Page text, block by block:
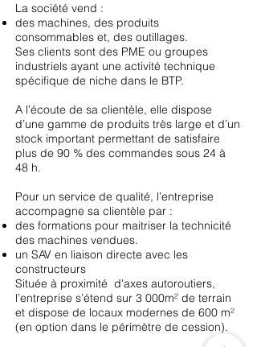
La société vend :
des machines, des produits
consommables et, des outillages.
Ses clients sont des PME ou groupes
industriels ayant une activité technique
spécifique de niche dans le BTP.
A l’écoute de sa clientèle, elle dispose
d’une gamme de produits très large et d’un
stock important permettant de satisfaire
plus de 90 % des commandes sous 24 à
48 h.
Pour un service de qualité, l’entreprise
accompagne sa clientèle par :
des formations pour maitriser la technicité
des machines vendues.
un SAV en liaison directe avec les
constructeurs
Située à proximité d'axes autoroutiers,
l’entreprise s’étend sur 3 000m² de terrain
et dispose de locaux modernes de 600 m²
(en option dans le périmètre de cession).